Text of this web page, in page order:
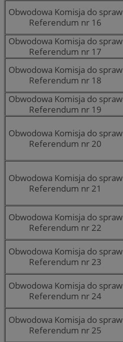
Obwodowa Komisja do spraw
Referendum nr 16
Obwodowa Komisja do spraw
Referendum nr 17
Obwodowa Komisja do spraw
Referendum nr 18
Obwodowa Komisja do spraw
Referendum nr 19
Obwodowa Komisja do spraw
Referendum nr 20
Obwodowa Komisja do spraw
Referendum nr 21
Obwodowa Komisja do spraw
Referendum nr 22
Obwodowa Komisja do spraw
Referendum nr 23
Obwodowa Komisja do spraw
Referendum nr 24
Obwodowa Komisja do spraw
Referendum nr 25